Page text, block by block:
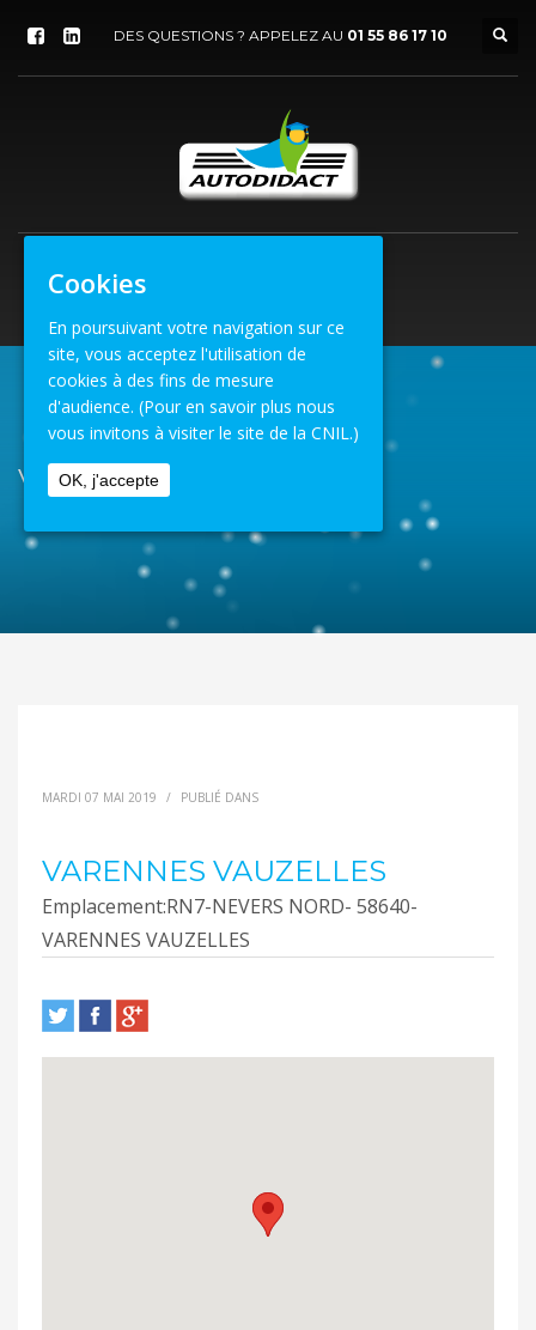
DES QUESTIONS ? APPELEZ AU 01 55 86 17 10
ACCUEIL VENUE VARENNES VAUZELLES
VARENNES VAUZELLES
MARDI 07 MAI 2019 / PUBLIÉ DANS
VARENNES VAUZELLES
Emplacement:RN7-NEVERS NORD- 58640-
VARENNES VAUZELLES
Cookies
En poursuivant votre navigation sur ce
site, vous acceptez l'utilisation de
cookies à des fins de mesure
d'audience. (Pour en savoir plus nous
vous invitons à visiter le site de la CNIL.)
OK, j'accepte